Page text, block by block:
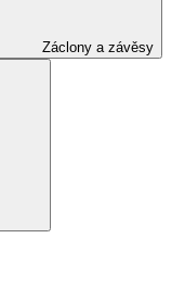
Záclony a závěsy